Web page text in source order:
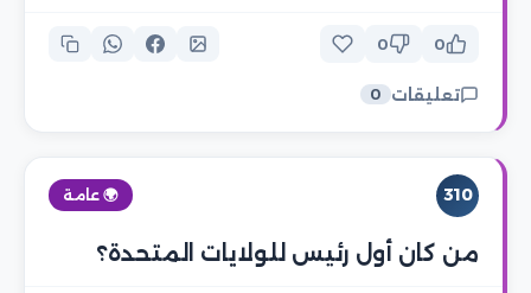
0
0
تعليقات 0
310 🌍 عامة
من كان أول رئيس للولايات المتحدة؟